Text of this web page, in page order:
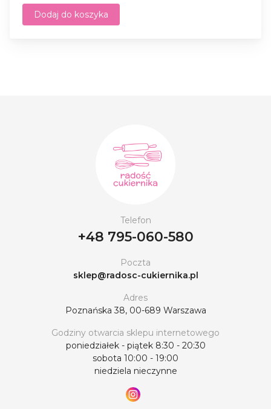
Dodaj do koszyka
Telefon
+48 795-060-580
Poczta
sklep@radosc-cukiernika.pl
Adres
Poznańska 38, 00-689 Warszawa
Godziny otwarcia sklepu internetowego
poniedziałek - piątek 8:30 - 20:30
sobota 10:00 - 19:00
niedziela nieczynne